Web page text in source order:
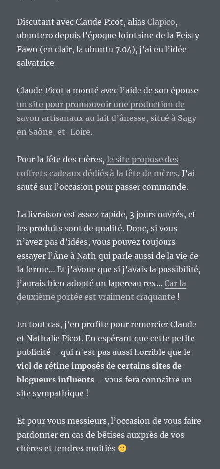
Discutant avec Claude Picot, aliasClapico,
ubuntero depuis l’époque lointaine de la Feisty
Fawn (en clair, la ubuntu 7.04), j’ai eu l’idée
salvatrice.
Claude Picot a monté avec l’aide de son épouse
un site pour promouvoir une production de
savon artisanaux au lait d’ânesse, situé à Sagy
en Saône-et-Loire.
Pour la fête des mères,le site propose des
coffrets cadeaux dédiés à la fête de mères. J’ai
sauté sur l’occasion pour passer commande.
La livraison est assez rapide, 3 jours ouvrés, et
les produits sont de qualité. Donc, si vous
n’avez pas d’idées, vous pouvez toujours
essayer l’Âne à Nath qui parle aussi de la vie de
la ferme… Et j’avoue que si j’avais la possibilité,
j’aurais bien adopté un lapereau rex…Car la
deuxième portée est vraiment craquante !
En tout cas, j’en profite pour remercier Claude
et Nathalie Picot. En espérant que cette petite
publicité – qui n’est pas aussi horrible que le
viol de rétine imposés de certains sites de
blogueurs influents – vous fera connaître un
site sympathique !
Et pour vous messieurs, l’occasion de vous faire
pardonner en cas de bêtises auxprès de vos
chères et tendres moitiés